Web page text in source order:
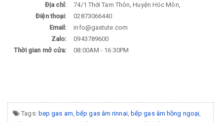
Địa chỉ:
74/1 Thới Tam Thôn, Huyện Hóc Môn,
Điện thoại:
02873066440
Email:
info@gastute.com
Zalo:
0943789600
Thời gian mở cửa:
08:00AM - 16:30PM
Tags: bep gas am, bếp gas âm rinnai, bếp gas âm hồng ngoại,